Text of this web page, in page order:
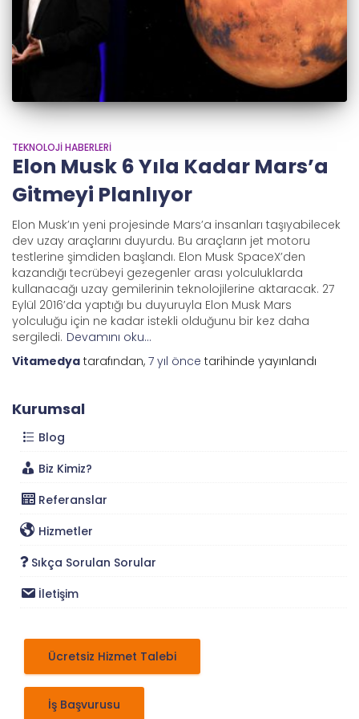
TEKNOLOJI HABERLERI
Elon Musk 6 Yıla Kadar Mars’a
Gitmeyi Planlıyor
Elon Musk’ın yeni projesinde Mars’a insanları taşıyabilecek
dev uzay araçlarını duyurdu. Bu araçların jet motoru
testlerine şimdiden başlandı. Elon Musk SpaceX’den
kazandığı tecrübeyi gezegenler arası yolculuklarda
kullanacağı uzay gemilerinin teknolojilerine aktaracak. 27
Eylül 2016’da yaptığı bu duyuruyla Elon Musk Mars
yolculuğu için ne kadar istekli olduğunu bir kez daha
sergiledi. Devamını oku…
Vitamedya tarafından, 7 yıl önce tarihinde yayınlandı
Kurumsal
Blog
Biz Kimiz?
Referanslar
Hizmetler
Sıkça Sorulan Sorular
İletişim
Ücretsiz Hizmet Talebi
İş Başvurusu